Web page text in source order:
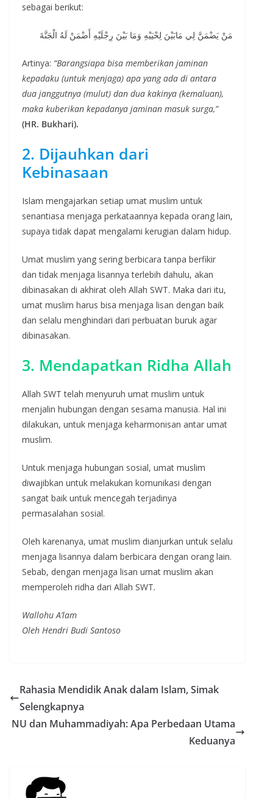
sebagai berikut:
مَنْ يَضْمَنَّ لِي مَابَيْنَ لِحْيَيْهِ وَمَا بَيْنَ رِجْلَيْهِ أَضْمَنْ لَهُ الْجَنَّةَ
Artinya: “Barangsiapa bisa memberikan jaminan
kepadaku (untuk menjaga) apa yang ada di antara
dua janggutnya (mulut) dan dua kakinya (kemaluan),
maka kuberikan kepadanya jaminan masuk surga,”
(HR. Bukhari).
2. Dijauhkan dari
Kebinasaan
Islam mengajarkan setiap umat muslim untuk
senantiasa menjaga perkataannya kepada orang lain,
supaya tidak dapat mengalami kerugian dalam hidup.
Umat muslim yang sering berbicara tanpa berfikir
dan tidak menjaga lisannya terlebih dahulu, akan
dibinasakan di akhirat oleh Allah SWT. Maka dari itu,
umat muslim harus bisa menjaga lisan dengan baik
dan selalu menghindari dari perbuatan buruk agar
dibinasakan.
3. Mendapatkan Ridha Allah
Allah SWT telah menyuruh umat muslim untuk
menjalin hubungan dengan sesama manusia. Hal ini
dilakukan, untuk menjaga keharmonisan antar umat
muslim.
Untuk menjaga hubungan sosial, umat muslim
diwajibkan untuk melakukan komunikasi dengan
sangat baik untuk mencegah terjadinya
permasalahan sosial.
Oleh karenanya, umat muslim dianjurkan untuk selalu
menjaga lisannya dalam berbicara dengan orang lain.
Sebab, dengan menjaga lisan umat muslim akan
memperoleh ridha dari Allah SWT.
Wallohu A’lam
Oleh Hendri Budi Santoso
Rahasia Mendidik Anak dalam Islam, Simak
Selengkapnya
NU dan Muhammadiyah: Apa Perbedaan Utama
Keduanya